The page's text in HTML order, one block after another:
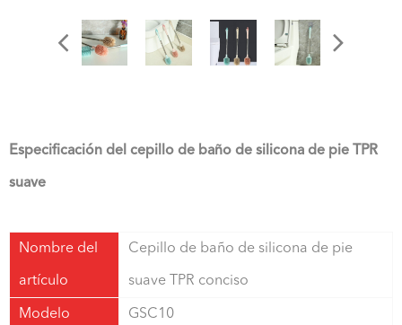
Especificación del cepillo de baño de silicona de pie TPR
suave
Nombre del
artículo
Cepillo de baño de silicona de pie
suave TPR conciso
Modelo GSC10